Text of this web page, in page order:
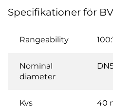
Specifikationer för
Rangeability
Nominal
diameter
Kvs 40